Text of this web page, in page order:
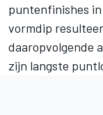
puntenfinishes
vormdip
daaropvolgende
zijn langste